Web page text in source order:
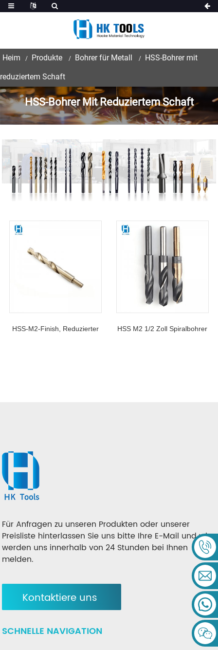
Heim Produkte Bohrer für Metall HSS-Bohrer mit
reduziertem Schaft
HSS-Bohrer Mit Reduziertem Schaft
HSS-M2-Finish, Reduzierter HSS M2 1/2 Zoll Spiralbohrer
Für Anfragen zu unseren Produkten oder unserer
Preisliste hinterlassen Sie uns bitte Ihre E-Mail und wir
werden uns innerhalb von 24 Stunden bei Ihnen
melden.
Kontaktiere uns
SCHNELLE NAVIGATION